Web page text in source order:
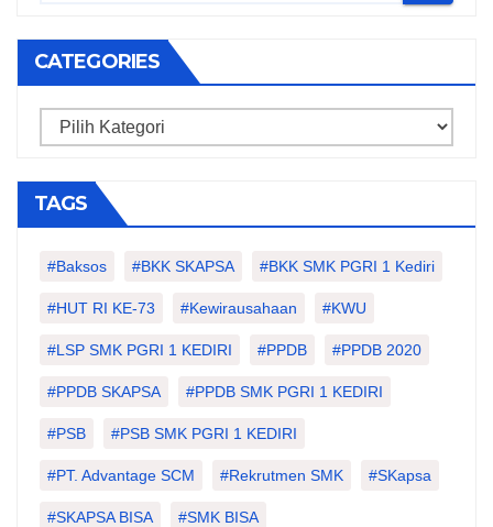
CATEGORIES
Categories
TAGS
#Baksos #BKK SKAPSA #BKK SMK PGRI 1 Kediri
#HUT RI KE-73 #kewirausahaan #KWU
#LSP SMK PGRI 1 KEDIRI #PPDB #PPDB 2020
#PPDB SKAPSA #PPDB SMK PGRI 1 KEDIRI
#PSB #PSB SMK PGRI 1 KEDIRI
#PT. Advantage SCM #Rekrutmen SMK #SKapsa
#SKAPSA BISA #SMK BISA